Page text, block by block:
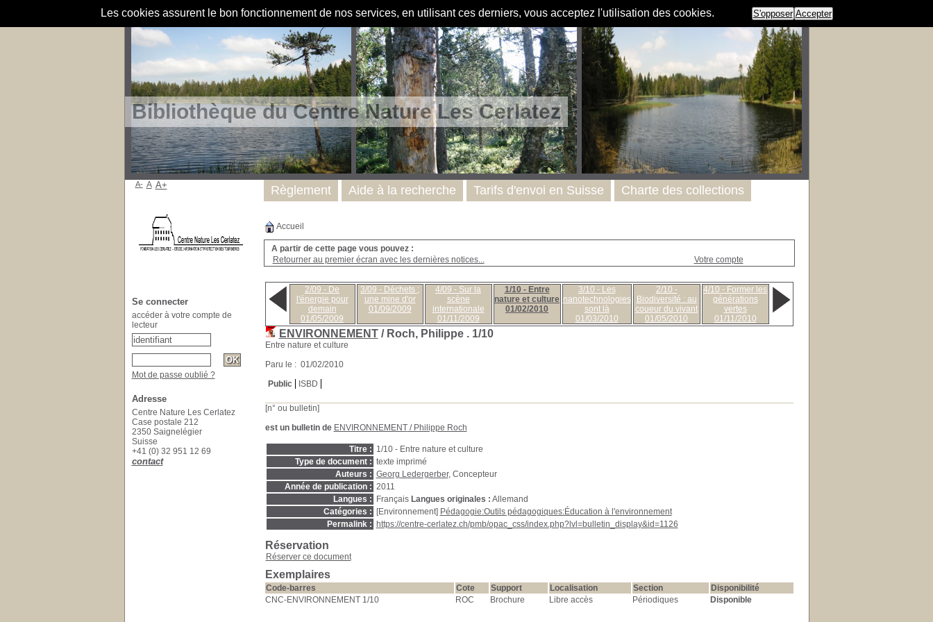
Les cookies assurent le bon fonctionnement de nos services, en utilisant ces derniers, vous acceptez l'utilisation des cookies. S'opposer Accepter
Bibliothèque du Centre Nature Les Cerlatez
Accueil
A partir de cette page vous pouvez :
Retourner au premier écran avec les dernières notices...
Votre compte
2/09 - De
l'énergie pour
demain
01/05/2009
3/09 - Déchets ;
une mine d'or
01/09/2009
4/09 - Sur la
scène
internationale
01/11/2009
1/10 - Entre
nature et culture
01/02/2010
3/10 - Les
nanotechnologies
sont là
01/03/2010
2/10 -
Biodiversité : au
coueur du vivant
01/05/2010
4/10 - Former les
générations
vertes
01/11/2010
ENVIRONNEMENT/ Roch, Philippe . 1/10
Entre nature et culture
Paru le : 01/02/2010
Public
ISBD
[n° ou bulletin]
est un bulletin de ENVIRONNEMENT/ Philippe Roch
Titre : 1/10 - Entre nature et culture
Type de document : texte imprimé
Auteurs : Georg Ledergerber, Concepteur
Année de publication : 2011
Langues :
Français Langues originales : Allemand
Catégories :
[Environnement] Pédagogie:Outils pédagogiques:Éducation à l'environnement
Permalink :
https://centre-cerlatez.ch/pmb/opac_css/index.php?lvl=bulletin_display&id=1126
Réservation
Réserver ce document
Exemplaires
Code-barres Cote Support Localisation Section
Disponibilité
CNC-ENVIRONNEMENT 1/10
ROC Brochure Libre accès Périodiques Disponible
Règlement Aide à la recherche Tarifs d'envoi en Suisse Charte des collections
A- A A+
Se connecter
accéder à votre compte de
lecteur
Mot de passe oublié ?
Adresse
Centre Nature Les Cerlatez
Case postale 212
2350 Saignelégier
Suisse
+41 (0) 32 951 12 69
contact